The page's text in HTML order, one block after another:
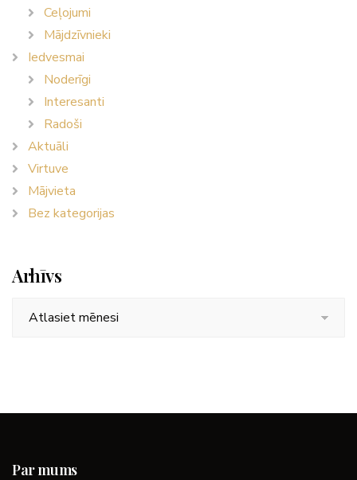
Ceļojumi
Mājdzīvnieki
Iedvesmai
Noderīgi
Interesanti
Radoši
Aktuāli
Virtuve
Mājvieta
Bez kategorijas
Arhīvs
Par mums